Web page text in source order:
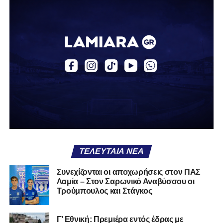
φαίνονται βρίσκεται σήμερα διάτρητη. Σαν ένα σακάκι
καλό που κάποτε φόρεσες σε επίσημες περιστάσεις τώρα
το κρατάς στη ντουλάπα, τσαλακωμένο, χωρίς να ξέρεις
αν πρέπει να το φορέσεις ξανά ή να το χαρίσεις. Η Λαμία
δείχνει να μην ξέρει τι θέλει να είναι. Και αυτό είναι πάντα
φίλαθλοι και περίγυρος, αντί για παράγοντες
Ασχολούνται περισσότερο με τις «χάρες» των άλλων
παρά με τις δικές τους αδυναμίες. Σαν να ψάχνεις
στον διπλανό το γιατί δεν βρέχει, ενώ κρατάς
ομπρέλα μέσα στο σαλόνι.
εμπειρίαανώτερων επιπέδων,δεν μπορεί να εκπέμπει
ΤΕΛΕΥΤΑΊΑ ΝΈΑ
Συνεχίζονται οι αποχωρήσεις στον ΠΑΣ
Λαμία – Στον Σαρωνικό Αναβύσσου οι
Τρούμπουλος και Στάγκος
Γ’ Εθνική: Πρεμιέρα εντός έδρας με